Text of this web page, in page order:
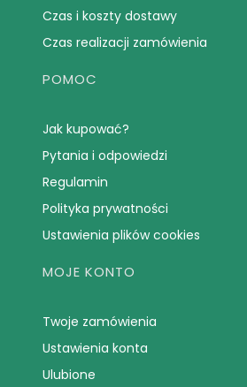
Czas i koszty dostawy
Czas realizacji zamówienia
POMOC
Jak kupować?
Pytania i odpowiedzi
Regulamin
Polityka prywatności
Ustawienia plików cookies
MOJE KONTO
Twoje zamówienia
Ustawienia konta
Ulubione